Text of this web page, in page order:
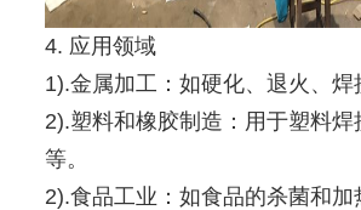
4. 应用领域
1).金属加工：如硬化、退火、焊
2).塑料和橡胶制造：用于塑料焊
等。
2).食品工业：如食品的杀菌和加